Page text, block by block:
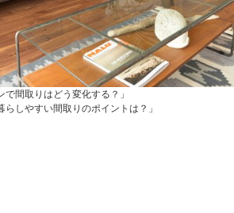
間取りはどう変化する？」
しやすい間取りのポイントは？」